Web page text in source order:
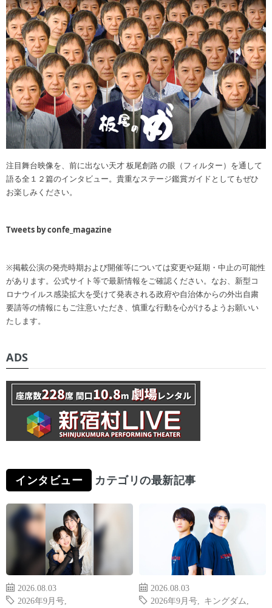
注目舞台映像を、前に出ない天才 板尾創路 の眼（フィルター）を通して
語る全１２篇のインタビュー。貴重なステージ鑑賞ガイドとしてもぜひ
お楽しみください。
Tweets by confe_magazine
※掲載公演の発売時期および開催等については変更や延期・中止の可能性
があります。公式サイト等で最新情報をご確認ください。なお、新型コ
ロナウイルス感染拡大を受けて発表される政府や自治体からの外出自粛
要請等の情報にもご注意いただき、慎重な行動を心がけるようお願いい
たします。
ADS
インタビュー カテゴリの最新記事
2026.08.03
2026年9月号
2026.08.03
2026年9月号
キングダム